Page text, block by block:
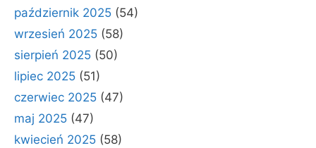
październik 2025 (54)
wrzesień 2025 (58)
sierpień 2025 (50)
lipiec 2025 (51)
czerwiec 2025 (47)
maj 2025 (47)
kwiecień 2025 (58)